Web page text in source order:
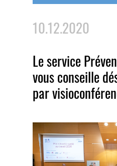
10.12.2020
Le service
vous conseille
par